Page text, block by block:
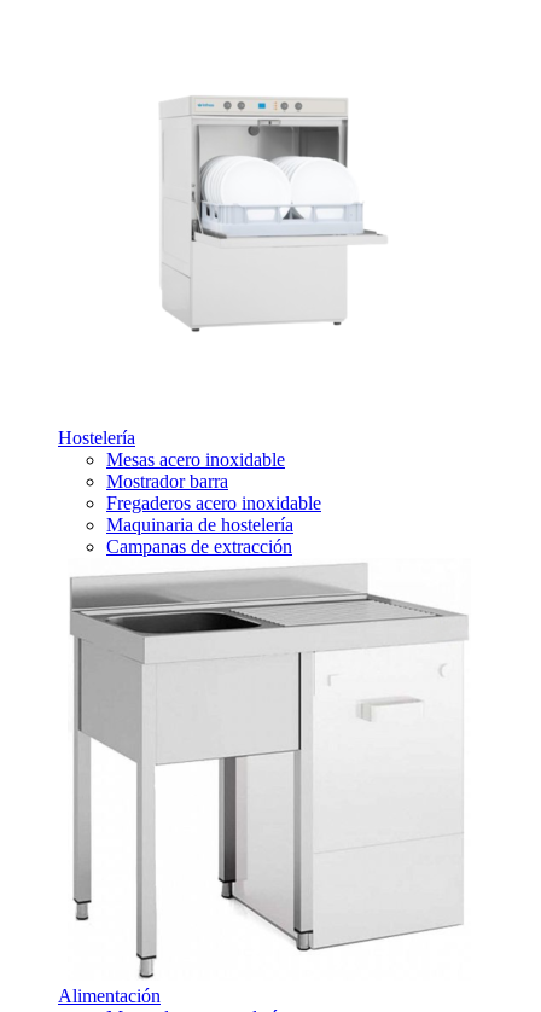
Hostelería
Mesas acero inoxidable
Mostrador barra
Fregaderos acero inoxidable
Maquinaria de hostelería
Campanas de extracción
Alimentación